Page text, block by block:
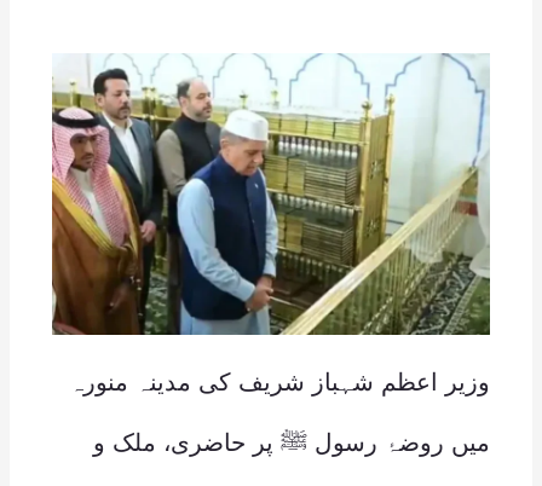
وزیر اعظم شہباز شریف کی مدینہ منورہ
میں روضۂ رسول ﷺ پر حاضری، ملک و